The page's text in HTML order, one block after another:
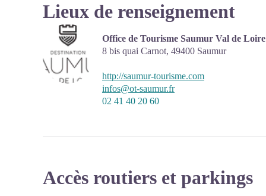
Lieux de renseignement
Office de Tourisme Saumur Val de Loire
8 bis quai Carnot, 49400 Saumur
http://saumur-tourisme.com
infos@ot-saumur.fr
02 41 40 20 60
Accès routiers et parkings